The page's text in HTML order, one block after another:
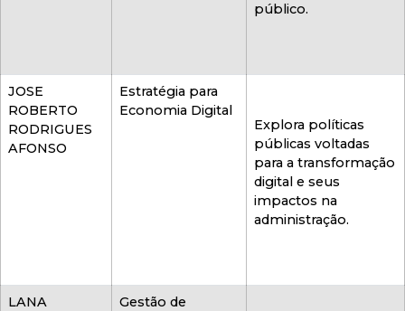
público.
JOSE
ROBERTO
RODRIGUES
AFONSO
Estratégia para
Economia Digital
Explora políticas
públicas voltadas
para a transformação
digital e seus
impactos na
administração.
LANA
Gestão de